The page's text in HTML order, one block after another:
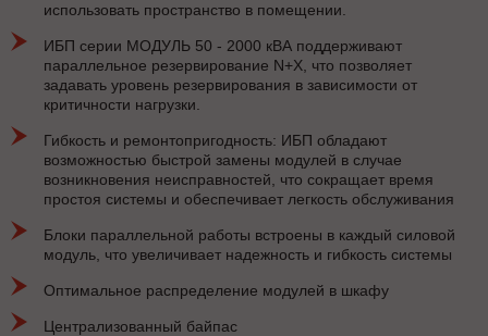
использовать пространство в помещении.
ИБП серии МОДУЛЬ 50 - 2000 кВА поддерживают
параллельное резервирование N+X, что позволяет
задавать уровень резервирования в зависимости от
критичности нагрузки.
Гибкость и ремонтопригодность: ИБП обладают
возможностью быстрой замены модулей в случае
возникновения неисправностей, что сокращает время
простоя системы и обеспечивает легкость обслуживания
Блоки параллельной работы встроены в каждый силовой
модуль, что увеличивает надежность и гибкость системы
Оптимальное распределение модулей в шкафу
Централизованный байпас